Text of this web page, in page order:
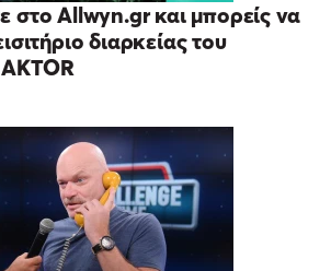
στο Allwyn.gr και μπορείς να
διαρκείας του